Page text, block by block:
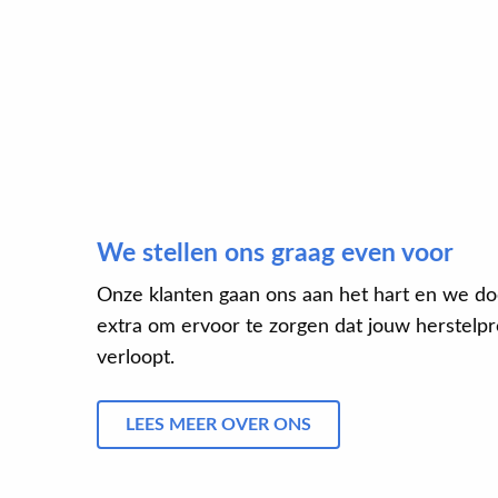
We stellen ons graag even voor
Onze klanten gaan ons aan het hart en we
extra om ervoor te zorgen dat jouw
verloopt.
LEES MEER OVER ONS